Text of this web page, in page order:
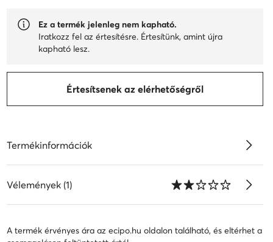
Ez a termék jelenleg nem kapható.
Iratkozz fel az értesítésre. Értesítünk, amint újra
kapható lesz.
Értesítsenek az elérhetőségről
Termékinformációk
Vélemények (1)
A termék érvényes ára az ecipo.hu oldalon található, és eltérhet a